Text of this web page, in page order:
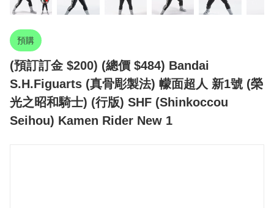
預購
(預訂訂金 $200) (總價 $484) Bandai
S.H.Figuarts (真骨彫製法) 幪面超人 新1號 (榮
光之昭和騎士) (行版) SHF (Shinkoccou
Seihou) Kamen Rider New 1